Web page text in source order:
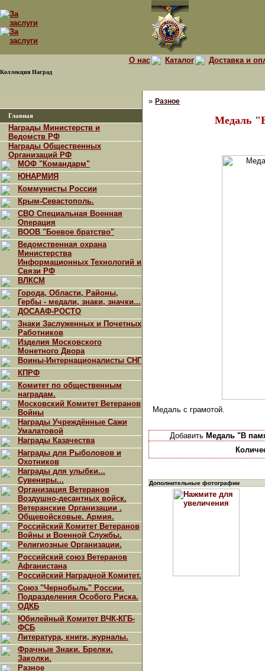
Коллекция Наград
О нас Каталог Доставка и
Главная
Награды Министерств и
Ведомств РФ
Награды Общественных
Организаций РФ
МОФ "Командарм"
ЮНАРМИЯ
Коммунисты России
Крым-Севастополь.
СВО Специальная Военная
Операция
ВООВ "Боевое братство"
Ведомственная охрана
Министерства
Информационных Технологий и
Связи РФ
ВЛКСМ
Города, Области, Районы,
Гербы - медали, знаки, значки...
ДОСААФ-РОСТО
Знаки Заслуженных и Почетных
Работников
Изделия Московского
Монетного Двора
Воины-Интернационалисты СНГ
КПРФ
Комитет по общественным
наградам.
Московский Комитет Ветеранов
Войны
Награды Учреждённые Сажи
Умалатовой
Награды Казачества
Награды для Рыболовов и
Охотников
Награды для улыбки...
Сувениры...
Организация Ветеранов
Воздушно-десантных войск.
Ветеранские Организации .
Общевойсковые. Армия.
Российский Комитет Ветеранов
Войны и Военной Службы.
Религиозные Организации.
Российский союз Ветеранов
Афганистана
Российский Наградной Комитет.
Союз "Чернобыль" России.
Подразделения Особого Риска.
ОДКБ
Юбилейный Комитет ВЧК-КГБ-
ФСБ
Литература, книги, журналы.
Фрачные Знаки. Брелки.
Заколки.
Разное
» Разное
Медаль
Медаль с грамотой.
Добавить Медаль "В
Дополнительные фотографии